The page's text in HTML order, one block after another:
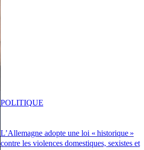
L’Allemagne adopte une loi « historique »
contre les violences domestiques, sexistes et
POLITIQUE